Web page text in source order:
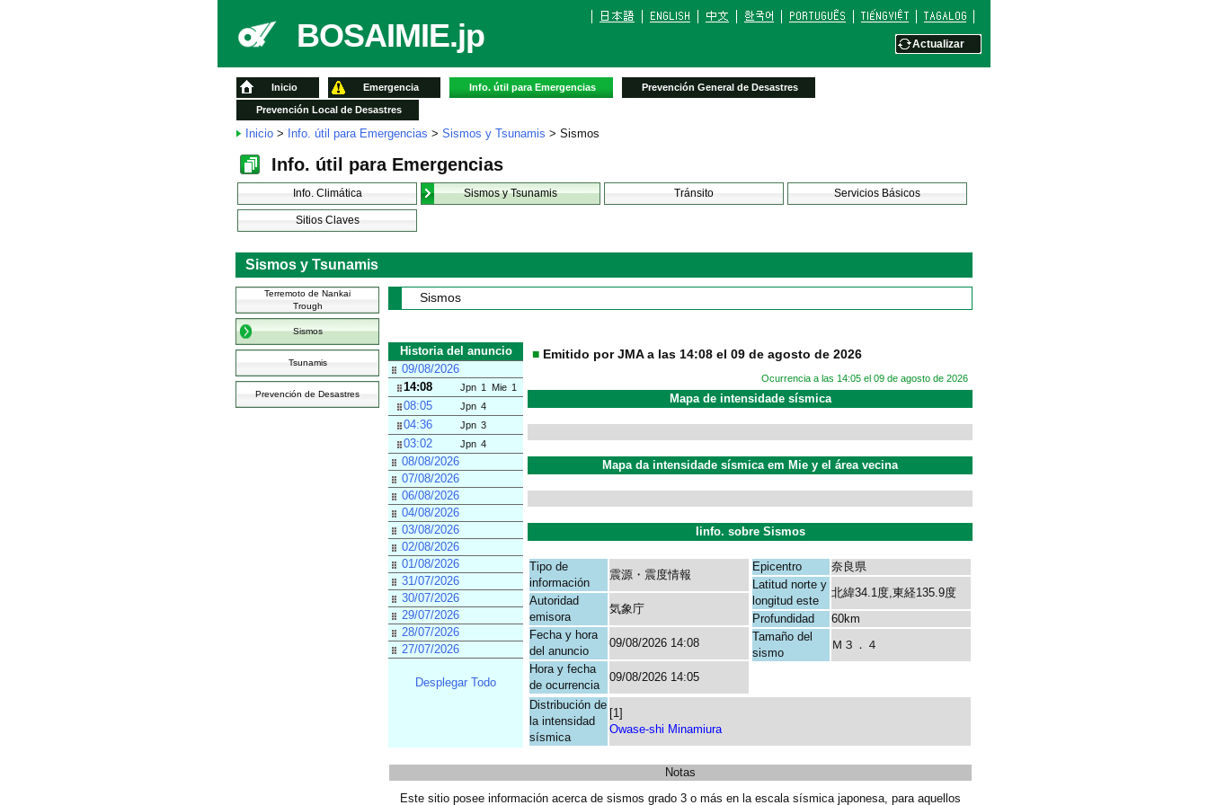
BOSAIMIE.jp Actualizar
Inicio Emergencia Info. útil para Emergencias Prevención General de Desastres
Prevención Local de Desastres
Inicio > Info. útil para Emergencias > Sismos y Tsunamis > Sismos
Info. útil para Emergencias
Info. Climática Sismos y Tsunamis Tránsito Servicios Básicos
Sitios Claves
Sismos y Tsunamis
Sismos
Historia del anuncio
09/08/2026
14:08
Jpn 1 Mie 1
08:05 Jpn 4
04:36 Jpn 3
03:02 Jpn 4
08/08/2026
07/08/2026
06/08/2026
04/08/2026
03/08/2026
02/08/2026
01/08/2026
31/07/2026
30/07/2026
29/07/2026
28/07/2026
27/07/2026
Desplegar Todo
■ Emitido por JMA a las 14:08 el 09 de agosto de 2026
Ocurrencia a las 14:05 el 09 de agosto de 2026
Mapa de intensidade sísmica
Mapa da intensidade sísmica em Mie y el área vecina
Iinfo. sobre Sismos
Tipo de
información
震源・震度情報
Autoridad
emisora
気象庁
Fecha y hora
del anuncio
09/08/2026 14:08
Hora y fecha
de ocurrencia
09/08/2026 14:05
Epicentro
奈良県
Latitud norte y
longitud este
北緯34.1度,東経135.9度
Profundidad
60km
Tamaño del
sismo
Ｍ３．４
Distribución de
la intensidad
sísmica
[1]
Owase-shi Minamiura
Notas
Este sitio posee información acerca de sismos grado 3 o más en la escala sísmica japonesa, para aquellos
Terremoto de Nankai
Trough
Sismos
Tsunamis
Prevención de Desastres